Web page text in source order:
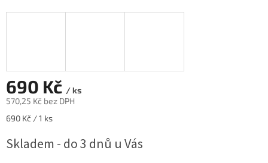
690 Kč / ks
570,25 Kč bez DPH
Měrná
690 Kč / 1 ks
Skladem - do 3 dnů u Vás